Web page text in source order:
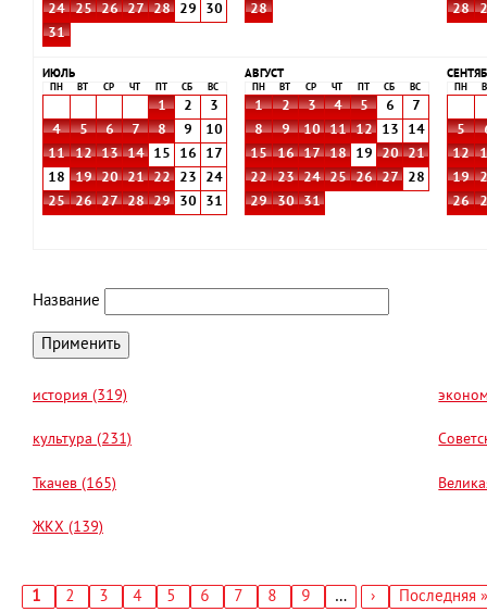
24
25 26 27 28 29
30
31
28
28
ИЮЛЬ
ПН ВТ СР ЧТ СБ ВС
1 2
3
4
5 6 7 8 9
10
11
12 13 14 15 16
17
18
19 20 21 22 23
24
25
26 27 28 29 30 31
АВГУСТ
ПН ВТ СР ЧТ СБ ВС
1 2 3 4 5 6
7
8
9 10 11 12 13
14
15
16 17 18 19 20
21
22
23 24 25 26 27
28
29
30 31
ПН
5
12
19
26
Название
история (319)
культура (231)
Ткачев (165)
ЖКХ (139)
Текущая
1 Страница
2 Страница
3 Страница
4 Страница
5 Страница
6 Страница
7 Страница
8 Страница
9 …
Следующая
›
Последняя
Последняя »